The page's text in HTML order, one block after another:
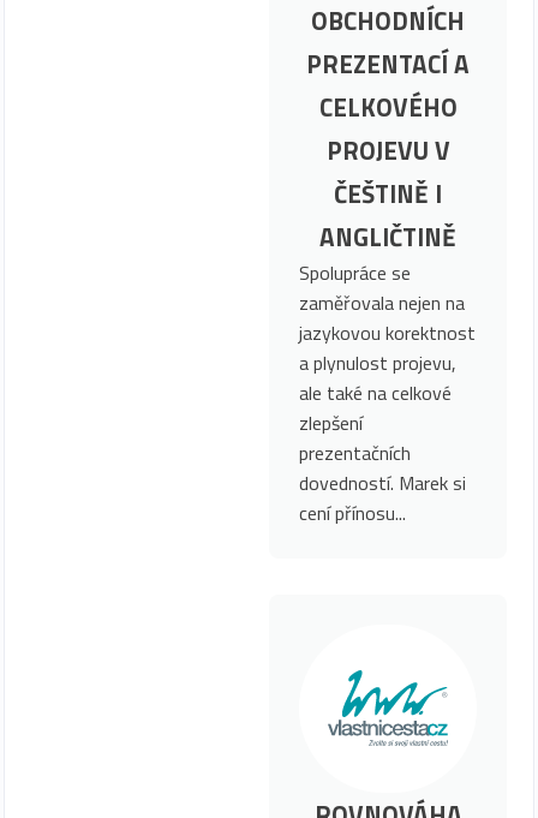
OBCHODNÍCH
PREZENTACÍ A
CELKOVÉHO
PROJEVU V
ČEŠTINĚ I
ANGLIČTINĚ
Spolupráce se
zaměřovala nejen na
jazykovou korektnost
a plynulost projevu,
ale také na celkové
zlepšení
prezentačních
dovedností. Marek si
cení přínosu...